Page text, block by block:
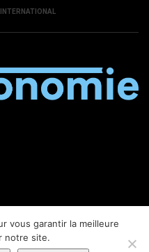
INTERNATIONAL
vous garantir la meilleure
notre site.